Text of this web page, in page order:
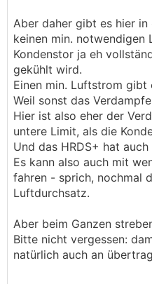
Aber daher gibt es hier
keinen min. notwendigen
Kondenstor ja eh
gekühlt wird.
Einen min. Luftstrom gibt
Weil sonst das
Hier ist also eher der
untere Limit, als die
Und das HRDS+ hat
Es kann also auch mit
fahren - sprich, nochmal
Luftdurchsatz.
Aber beim Ganzen
Bitte nicht vergessen:
natürlich auch an